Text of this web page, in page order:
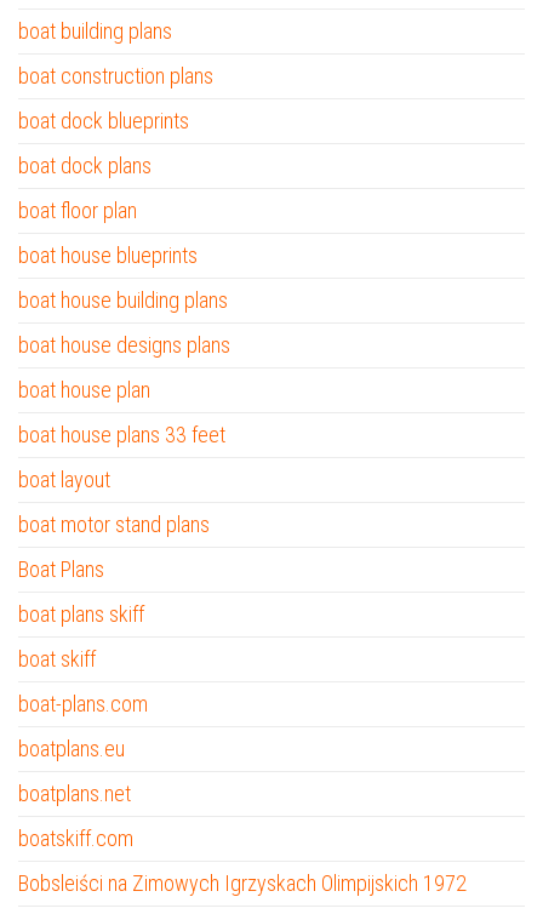
boat building plans
boat construction plans
boat dock blueprints
boat dock plans
boat floor plan
boat house blueprints
boat house building plans
boat house designs plans
boat house plan
boat house plans 33 feet
boat layout
boat motor stand plans
Boat Plans
boat plans skiff
boat skiff
boat-plans.com
boatplans.eu
boatplans.net
boatskiff.com
Bobsleiści na Zimowych Igrzyskach Olimpijskich 1972